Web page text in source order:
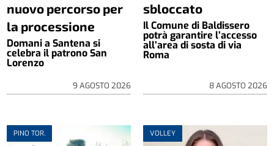
nuovo percorso per
la processione
Domani a Santena si
celebra il patrono San
Lorenzo
9 AGOSTO 2026
sbloccato
Il Comune di Baldissero
potrà garantire l’accesso
all’area di sosta di via
Roma
8 AGOSTO 2026
PINO TOR. VOLLEY